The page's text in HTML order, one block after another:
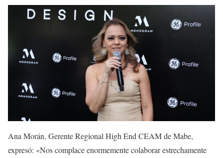
Ana Morán, Gerente Regional High End CEAM de Mabe,
expresó: «Nos complace enormemente colaborar estrechamente